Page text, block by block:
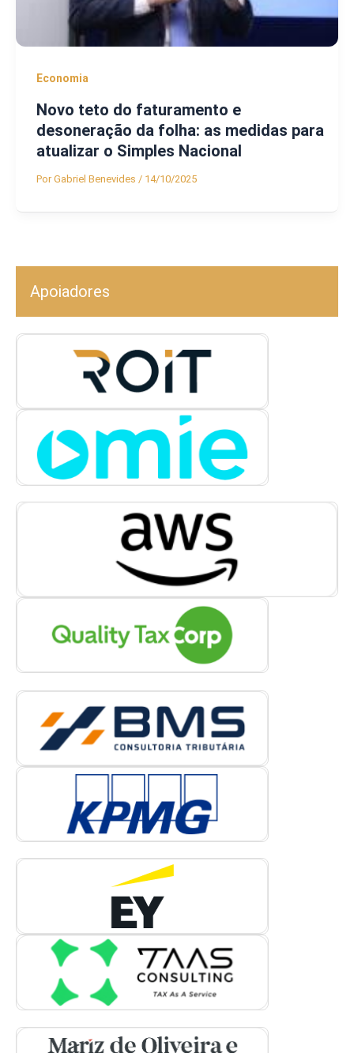
Economia
Novo teto do faturamento e
desoneração da folha: as medidas para
atualizar o Simples Nacional
PorGabriel Benevides / 14/10/2025
Apoiadores